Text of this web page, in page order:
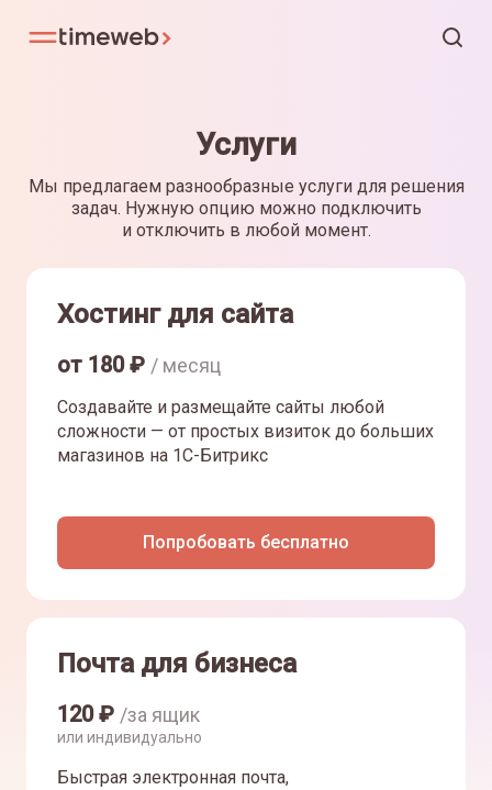
Услуги
Мы предлагаем разнообразные услуги для решения
задач. Нужную опцию можно подключить
и отключить в любой момент.
Хостинг для сайта
от 180₽ / месяц
Создавайте и размещайте сайты любой
сложности — от простых визиток до больших
магазинов на 1С-Битрикс
Попробовать бесплатно
Почта для бизнеса
120₽ /за ящик
или индивидуально
Быстрая электронная почта,